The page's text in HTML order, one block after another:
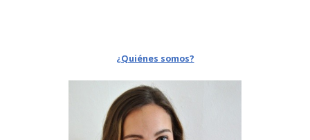
¿Quiénes somos?